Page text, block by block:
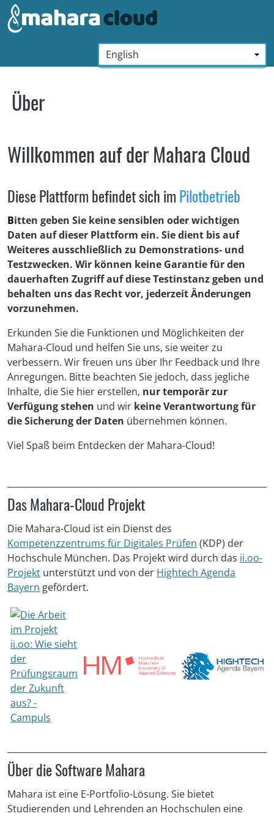
Zum Hauptinhalt zurückspringen
Sprache:
Über
Willkommen auf der Mahara Cloud
Diese Plattform befindet sich im Pilotbetrieb
Bitten geben Sie keine sensiblen oder wichtigen
Daten auf dieser Plattform ein. Sie dient bis auf
Weiteres ausschließlich zu Demonstrations- und
Testzwecken. Wir können keine Garantie für den
dauerhaften Zugriff auf diese Testinstanz geben und
behalten uns das Recht vor, jederzeit Änderungen
vorzunehmen.
Erkunden Sie die Funktionen und Möglichkeiten der
Mahara-Cloud und helfen Sie uns, sie weiter zu
verbessern. Wir freuen uns über Ihr Feedback und Ihre
Anregungen. Bitte beachten Sie jedoch, dass jegliche
Inhalte, die Sie hier erstellen, nur temporär zur
Verfügung stehen und wir keine Verantwortung für
die Sicherung der Daten übernehmen können.
Viel Spaß beim Entdecken der Mahara-Cloud!
Das Mahara-Cloud Projekt
Die Mahara-Cloud ist ein Dienst des
Kompetenzzentrums für Digitales Prüfen (KDP) der
Hochschule München. Das Projekt wird durch das ii.oo-
Projekt unterstützt und von der Hightech Agenda
Bayern gefördert.
Über die Software Mahara
Mahara ist eine E-Portfolio-Lösung. Sie bietet
Studierenden und Lehrenden an Hochschulen eine